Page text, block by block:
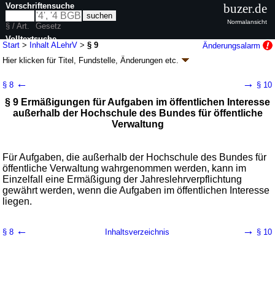
Start > Inhalt ALehrV >§ 9
Änderungsalarm
Hier klicken fürTitel, Fundstelle, Änderungen etc.
(ALehrV)
V. v. 29.04.2026BGBl. 2026 I Nr. 125
Geltung ab 07.05.2026; FNA: 2030-2-30-7Beamte
§ 8 ← → § 10
§ 9 Ermäßigungen für Aufgaben im öffentlichen Interesse
außerhalb der Hochschule des Bundes für öffentliche
Verwaltung
Für Aufgaben, die außerhalb der Hochschule des Bundes für
öffentliche Verwaltung wahrgenommen werden, kann im
Einzelfall eine Ermäßigung der Jahreslehrverpflichtung
gewährt werden, wenn die Aufgaben im öffentlichen Interesse
liegen.
§ 8 ← Inhaltsverzeichnis → § 10
Vorschriftensuche
§ / Art.
Gesetz
Volltextsuche
nur in ALehrV
buzer.de
Normalansicht